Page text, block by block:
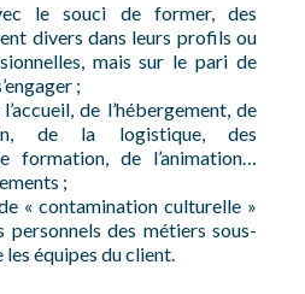
le souci de former, des
divers dans leurs profils ou
mais sur le pari de
;
de l’hébergement, de
de la logistique, des
formation, de l’animation…
;
« contamination culturelle »
personnels des métiers sous-
équipes du client.